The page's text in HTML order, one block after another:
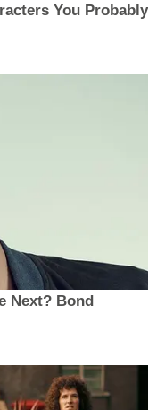
You Probably
Next? Bond